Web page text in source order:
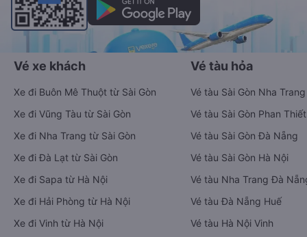
Vé xe khách
Xe đi Buôn Mê Thuột từ Sài Gòn
Xe đi Vũng Tàu từ Sài Gòn
Xe đi Nha Trang từ Sài Gòn
Xe đi Đà Lạt từ Sài Gòn
Xe đi Sapa từ Hà Nội
Xe đi Hải Phòng từ Hà Nội
Xe đi Vinh từ Hà Nội
Vé tàu hỏa
Vé tàu Sài Gòn Nha Trang
Vé tàu Sài Gòn Phan Thiết
Vé tàu Sài Gòn Đà Nẵng
Vé tàu Sài Gòn Hà Nội
Vé tàu Nha Trang Đà
Vé tàu Đà Nẵng Huế
Vé tàu Hà Nội Vinh